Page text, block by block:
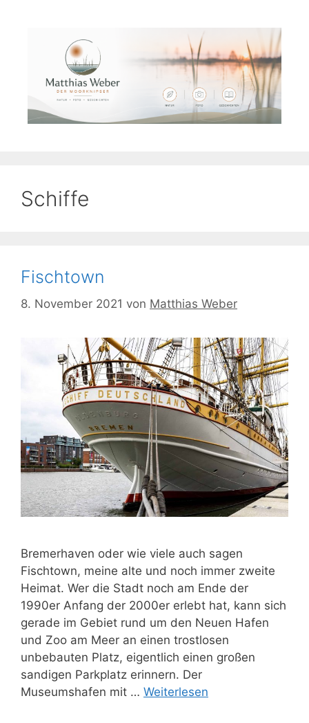
Schiffe
Fischtown
8. November 2021 von Matthias Weber
Bremerhaven oder wie viele auch sagen
Fischtown, meine alte und noch immer zweite
Heimat. Wer die Stadt noch am Ende der
1990er Anfang der 2000er erlebt hat, kann sich
gerade im Gebiet rund um den Neuen Hafen
und Zoo am Meer an einen trostlosen
unbebauten Platz, eigentlich einen großen
sandigen Parkplatz erinnern. Der
Museumshafen mit … Weiterlesen